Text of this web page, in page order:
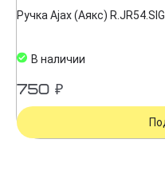
Ручка Ajax (Аякс)
В наличии
750 ₽